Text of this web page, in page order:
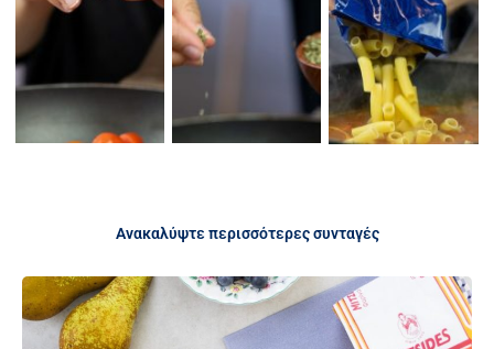
Ανακαλύψτε περισσότερες συνταγές